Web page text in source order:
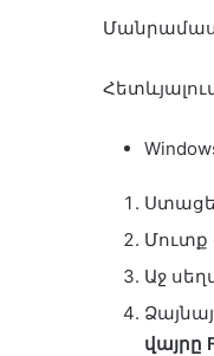
Մուտք
Աջ
վայրը